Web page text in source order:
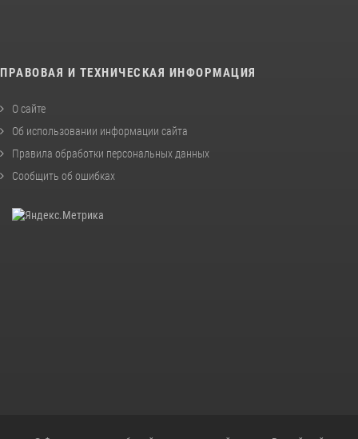
ПРАВОВАЯ И ТЕХНИЧЕСКАЯ ИНФОРМАЦИЯ
О сайте
Об использовании информации сайта
Правила обработки персональных данных
Сообщить об ошибках